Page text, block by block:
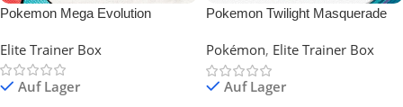
Pokemon Mega Evolution
Elite Trainer Box
Auf Lager
Pokemon Twilight Masquerade
Pokémon, Elite Trainer Box
Auf Lager